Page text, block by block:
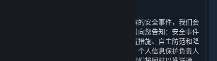
若我们确认我们的终端发生个人信息泄露的安全事件，我们会
启动应急预案，阻止安全事件扩大并及时向您告知：安全事件
的内容和影响、已采取或将要采取的处置措施、自主防范和降
低风险的建议、针对您提供的补救措施、个人信息保护负责人